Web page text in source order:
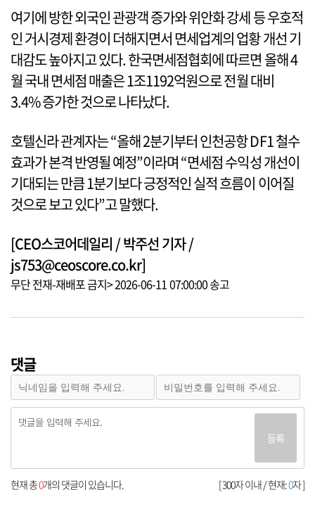
여기에 방한 외국인 관광객 증가와 위안화 강세 등 우호적
인 거시경제 환경이 더해지면서 면세업계의 업황 개선 기
대감도 높아지고 있다. 한국면세점협회에 따르면 올해 4
월 국내 면세점 매출은 1조1192억원으로 전월 대비
3.4% 증가한 것으로 나타났다.
호텔신라 관계자는 “올해 2분기부터 인천공항 DF1 철수
효과가 본격 반영될 예정”이라며 “면세점 수익성 개선이
기대되는 만큼 1분기보다 긍정적인 실적 흐름이 이어질
것으로 보고 있다”고 말했다.
[CEO스코어데일리 / 박주선 기자 /
js753@ceoscore.co.kr]
무단 전재-재배포 금지> 2026-06-11 07:00:00 송고
댓글
등록
[ 300자 이내 / 현재:0자 ]
현재 총0개의 댓글이 있습니다.